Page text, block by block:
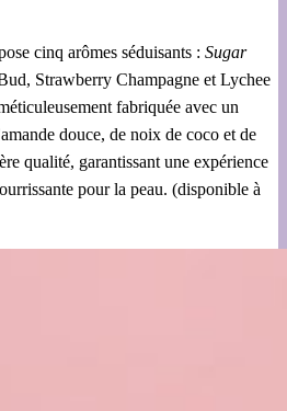
cinq arômes séduisants : Sugar
Strawberry Champagne et Lychee
fabriquée avec un
douce, de noix de coco et de
qualité, garantissant une expérience
pour la peau. (disponible à